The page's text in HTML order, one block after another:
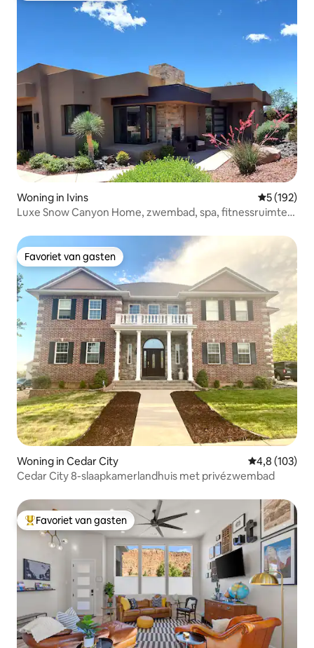
Woning in Ivins
5 (192)
Luxe Snow Canyon Home, zwembad, spa, fitnessruimte,
Favoriet van gasten
Favoriet van gasten
Woning in Cedar City Gemiddelde
4,8 (103)
Cedar City 8-slaapkamerlandhuis met privézwembad
Topfavoriet van gasten
Favoriet van gasten